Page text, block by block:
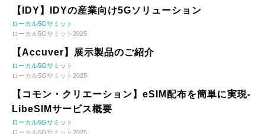
【IDY】IDYの産業向け5Gソリューション
ローカル5Gサミット
ローカル5Gサミット2025
【Accuver】展示製品のご紹介
ローカル5Gサミット
ローカル5Gサミット2025
【コモン・クリエーション】eSIM配布を簡単に実現-
LibeSIMサービス概要
ローカル5Gサミット
ローカル5Gサミット2025